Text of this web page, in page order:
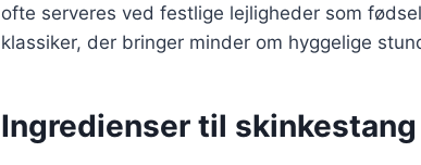
ofte serveres ved festlige lejligheder som
klassiker, der bringer minder om hyggelige
Ingredienser til